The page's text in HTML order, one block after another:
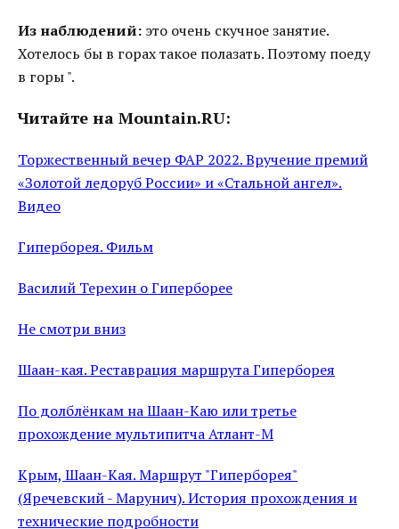
Из наблюдений: это очень скучное занятие.
Хотелось бы в горах такое полазать. Поэтому поеду
в горы ".
Читайте на Mountain.RU:
Торжественный вечер ФАР 2022. Вручение премий
«Золотой ледоруб России» и «Стальной ангел».
Видео
Гиперборея. Фильм
Василий Терехин о Гиперборее
Не смотри вниз
Шаан-кая. Реставрация маршрута Гиперборея
По долблёнкам на Шаан-Каю или третье
прохождение мультипитча Атлант-М
Крым, Шаан-Кая. Маршрут "Гиперборея"
(Яречевский - Марунич). История прохождения и
технические подробности